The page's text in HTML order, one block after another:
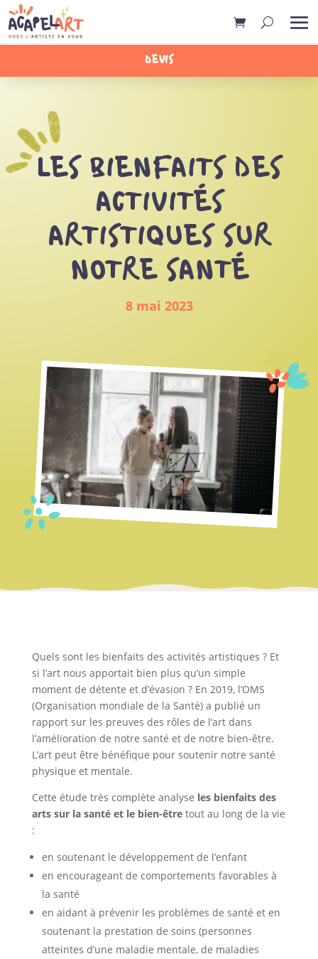
DEVIS
LES BIENFAITS DES
ACTIVITÉS
ARTISTIQUES SUR
NOTRE SANTÉ
8 mai 2023
Quels sont les bienfaits des activités artistiques ? Et
si l’art nous apportait bien plus qu’un simple
moment de détente et d’évasion ? En 2019, l’OMS
(Organisation mondiale de la Santé) a publié un
rapport sur les preuves des rôles de l’art dans
l’amélioration de notre santé et de notre bien-être.
L’art peut être bénéfique pour soutenir notre santé
physique et mentale.
Cette étude très complète analyse les bienfaits des
arts sur la santé et le bien-êtretout au long de la vie
:
en soutenant le développement de l’enfant
en encourageant de comportements favorables à
la santé
en aidant à prévenir les problèmes de santé et en
soutenant la prestation de soins (personnes
atteintes d’une maladie mentale, de maladies